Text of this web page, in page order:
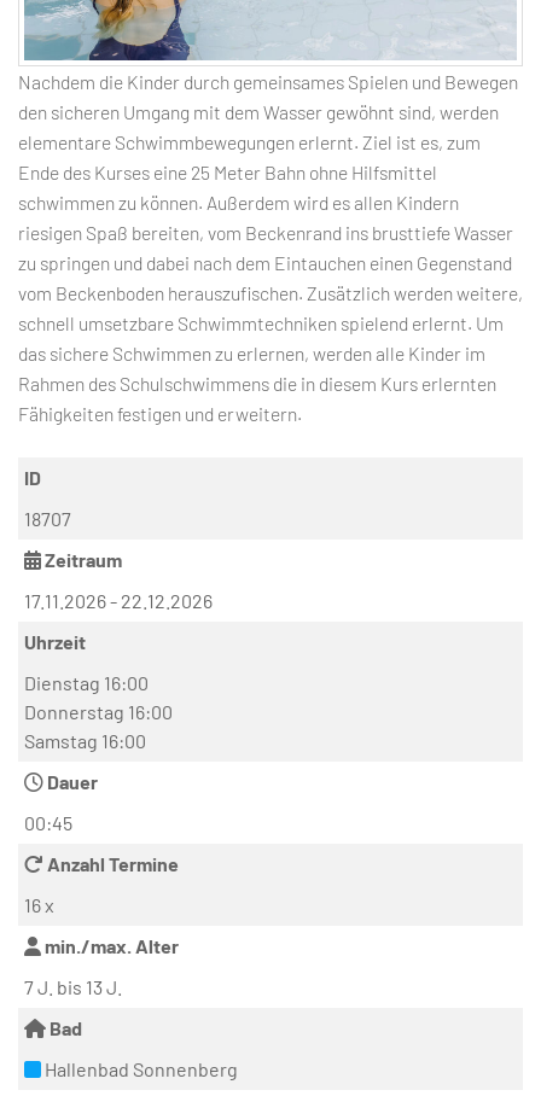
Nachdem die Kinder durch gemeinsames Spielen und Bewegen
den sicheren Umgang mit dem Wasser gewöhnt sind, werden
elementare Schwimmbewegungen erlernt. Ziel ist es, zum
Ende des Kurses eine 25 Meter Bahn ohne Hilfsmittel
schwimmen zu können. Außerdem wird es allen Kindern
riesigen Spaß bereiten, vom Beckenrand ins brusttiefe Wasser
zu springen und dabei nach dem Eintauchen einen Gegenstand
vom Beckenboden herauszufischen. Zusätzlich werden weitere,
schnell umsetzbare Schwimmtechniken spielend erlernt. Um
das sichere Schwimmen zu erlernen, werden alle Kinder im
Rahmen des Schulschwimmens die in diesem Kurs erlernten
Fähigkeiten festigen und erweitern.
ID
18707
Zeitraum
17.11.2026 - 22.12.2026
Uhrzeit
Dienstag 16:00
Donnerstag 16:00
Samstag 16:00
Dauer
00:45
Anzahl Termine
16 x
min./max. Alter
7 J. bis 13 J.
Bad
Hallenbad Sonnenberg